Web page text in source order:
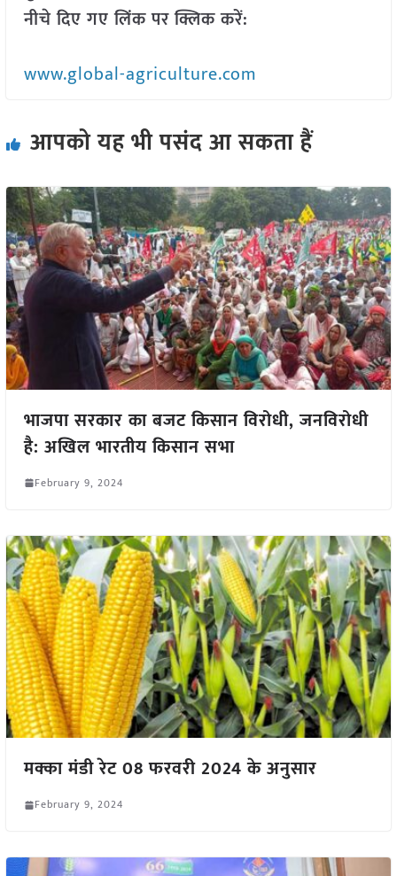
नीचे दिए गए लिंक पर क्लिक करें:
www.global-agriculture.com
आपको यह भी पसंद आ सकता हैं
भाजपा सरकार का बजट किसान विरोधी, जनविरोधी
है: अखिल भारतीय किसान सभा
February 9, 2024
मक्का मंडी रेट 08 फरवरी 2024 के अनुसार
February 9, 2024